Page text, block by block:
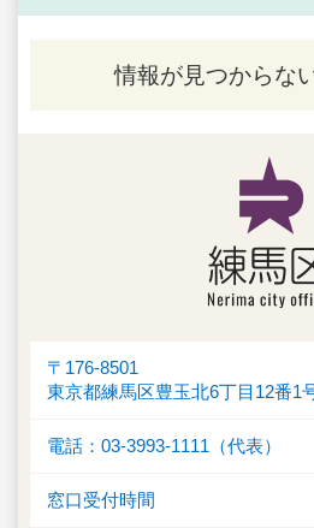
情報が見つからな
〒176-8501
東京都練馬区豊玉北6丁目12番1
電話：03-3993-1111（代表）
窓口受付時間